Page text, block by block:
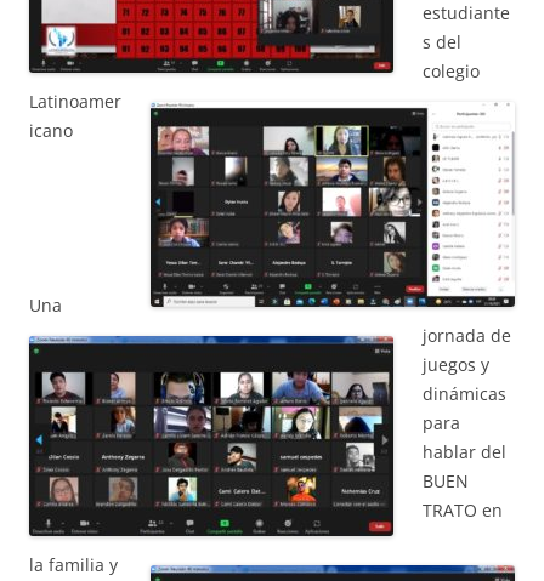
estudiante
s del
colegio
Latinoamer
icano
Una
jornada de
juegos y
dinámicas
para
hablar del
BUEN
TRATO en
la familia y
ESPLAIS
SUPORT TERCER SECTOR
CONEIX FUNDESPLAI
La Fundació
L'equip
Missió i valors